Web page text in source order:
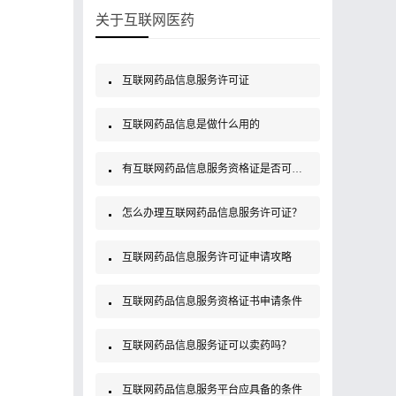
关于互联网医药
互联网药品信息服务许可证
互联网药品信息是做什么用的
有互联网药品信息服务资格证是否可以销售药品？
怎么办理互联网药品信息服务许可证？
互联网药品信息服务许可证申请攻略
互联网药品信息服务资格证书申请条件
互联网药品信息服务证可以卖药吗？
互联网药品信息服务平台应具备的条件